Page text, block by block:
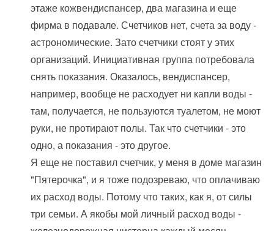
этаже кожвендиспансер, два магазина и еще
фирма в подавале. Счетчиков нет, счета за воду -
астрономические. Зато счетчики стоят у этих
организаций. Инициативная группа потребовала
снять показания. Оказалось, вендиспансер,
например, вообще не расходует ни капли воды -
там, получается, не пользуются туалетом, не моют
руки, не протирают полы. Так что счетчики - это
одно, а показания - это другое.
Я еще не поставил счетчик, у меня в доме магазин
"Пятерочка", и я тоже подозреваю, что оплачиваю
их расход воды. Потому что таких, как я, от силы
три семьи. А якобы мой личный расход воды -